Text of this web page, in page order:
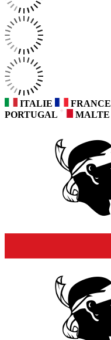
ITALIE FRANCE
PORTUGAL
MALTE